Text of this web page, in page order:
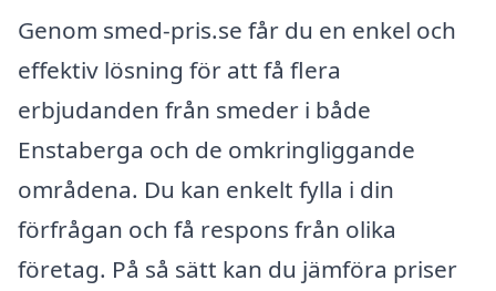
Genom smed-pris.se får du en enkel och
effektiv lösning för att få flera
erbjudanden från smeder i både
Enstaberga och de omkringliggande
områdena. Du kan enkelt fylla i din
förfrågan och få respons från olika
företag. På så sätt kan du jämföra priser